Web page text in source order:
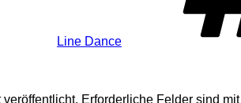
Line Dance
Erforderliche Felder sind mit